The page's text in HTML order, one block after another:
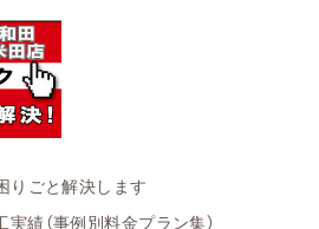
りごと解決します
実績（事例別料金プラン集）